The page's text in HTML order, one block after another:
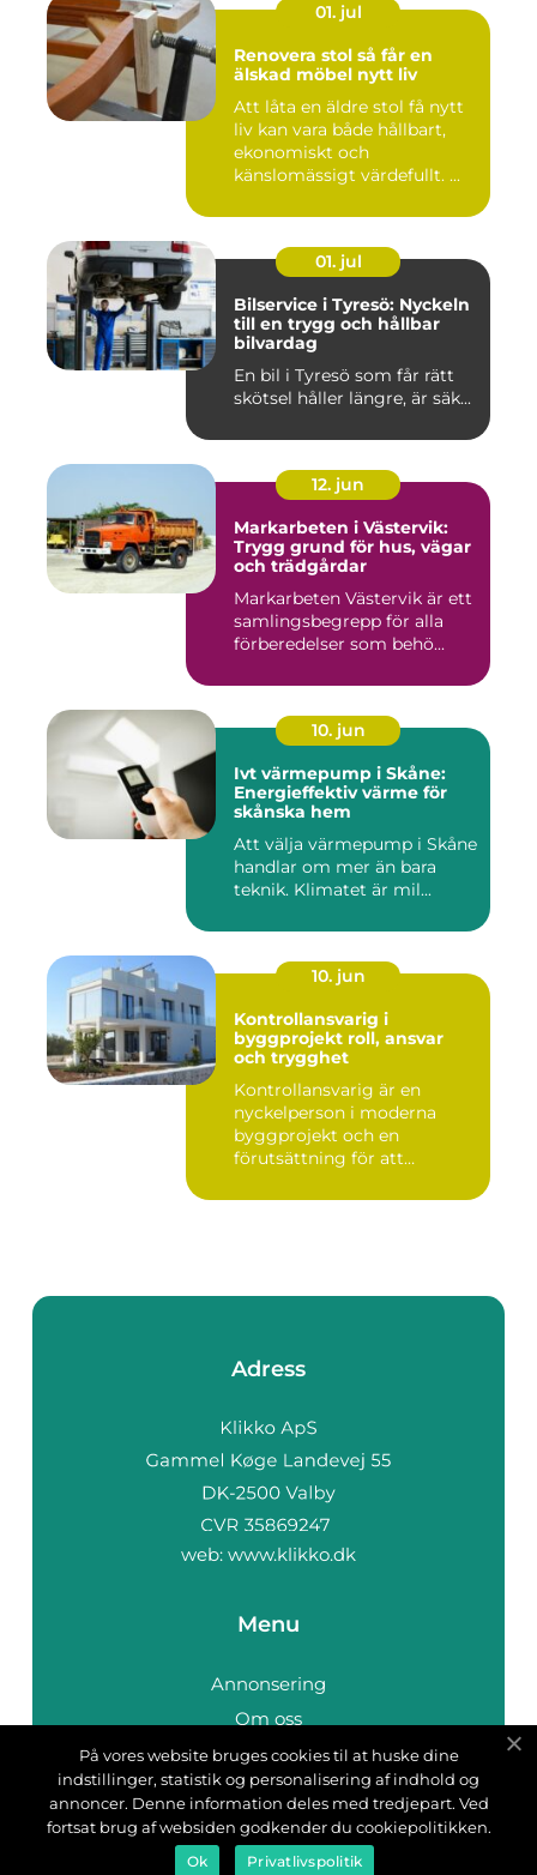
01. jul
Renovera stol så får en
älskad möbel nytt liv
Att låta en äldre stol få nytt
liv kan vara både hållbart,
ekonomiskt och
känslomässigt värdefullt. ...
01. jul
Bilservice i Tyresö: Nyckeln
till en trygg och hållbar
bilvardag
En bil i Tyresö som får rätt
skötsel håller längre, är säk...
12. jun
Markarbeten i Västervik:
Trygg grund för hus, vägar
och trädgårdar
Markarbeten Västervik är ett
samlingsbegrepp för alla
förberedelser som behö...
10. jun
Ivt värmepump i Skåne:
Energieffektiv värme för
skånska hem
Att välja värmepump i Skåne
handlar om mer än bara
teknik. Klimatet är mil...
10. jun
Kontrollansvarig i
byggprojekt roll, ansvar
och trygghet
Kontrollansvarig är en
nyckelperson i moderna
byggprojekt och en
förutsättning för att
Adress
web: www.klikko.dk
Menu
Annonsering
Om oss
Cookies
Kontakta oss
Sitemap
På vores website bruges cookies til at huske dine
indstillinger, statistik og personalisering af indhold og
annoncer. Denne information deles med tredjepart. Ved
fortsat brug af websiden godkender du cookiepolitikken.
Ok Privatlivspolitik